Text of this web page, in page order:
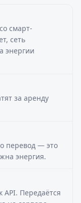
смарт-
сеть
энергии
за аренду
перевод — это
энергия.
API. Передаётся